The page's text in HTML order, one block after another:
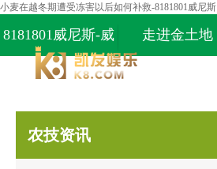
小麦在越冬期遭受冻害以后如何补救-8181801威尼斯
8181801威尼斯-威
尼斯87978797
走进金土地
农技资讯